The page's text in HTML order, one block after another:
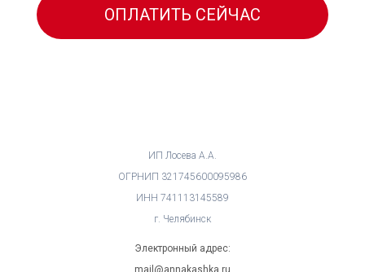
ОПЛАТИТЬ СЕЙЧАС
ИП Лосева А.А.
ОГРНИП 321745600095986
ИНН 741113145589
г. Челябинск
Электронный адрес: